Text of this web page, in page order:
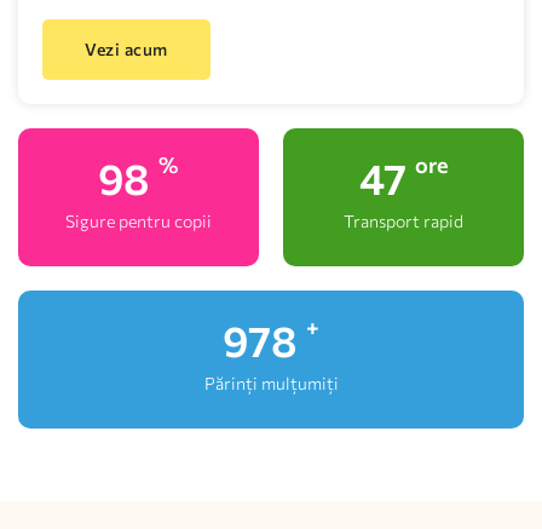
Vezi acum
100 %
Sigure pentru copii
48 ore
Transport rapid
1,000
Părinți mulțumiți